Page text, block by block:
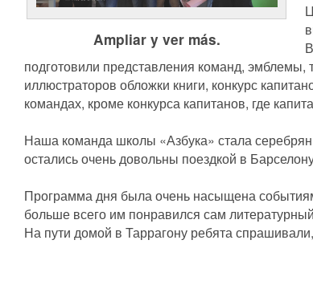
Литературная викторина в Барселоне
Ampliar y ver más.
подготовили представления команд,
иллюстраторов обложки книги, конкурс
командах, кроме конкурса капитанов, где
Наша команда школы «Азбука» стала
остались очень довольны поездкой в
Программа дня была очень насыщена
больше всего им понравился сам
На пути домой в Таррагону ребята